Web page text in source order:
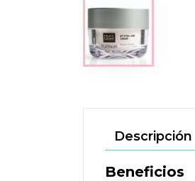
Descripción
Beneficios